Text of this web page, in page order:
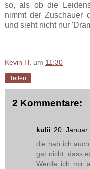
so, als ob die
nimmt der Zuschauer
und sieht nicht nur
Kevin H. um 11:30
Teilen
2 Kommentare:
kulii 20. Januar
die hab ich
gar nicht, dass
Werde ich mir